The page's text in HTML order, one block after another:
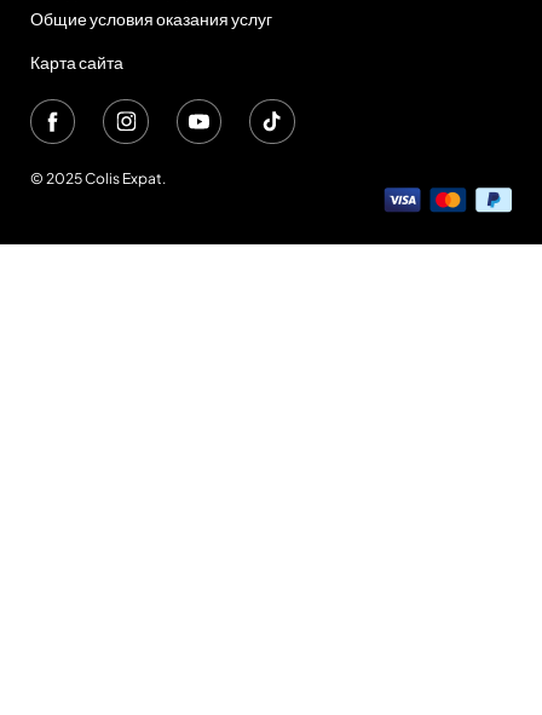
Общие условия оказания услуг
Карта сайта
© 2025 Colis Expat.